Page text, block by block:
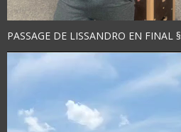
PASSAGE DE LISSANDRO EN FINAL §
Lecteur
vidéo